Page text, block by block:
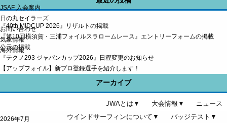
JSAF 入会案内
日の丸セイラーズ
お問い合わせ
気象情報
海外情報
JWAとは▼ 大会情報▼
ニュース
ウインドサーフィンについて▼
バッジテスト▼
『40th MIDCUP 2026』リザルトの掲載
『第10回横須賀・三浦フォイルスラロームレース』エントリーフォームの掲載
公示の掲載
『テクノ293 ジャパンカップ2026』日程変更のお知らせ
【アップフォイル】新プロ登録選手を紹介します！
アーカイブ
2026年7月